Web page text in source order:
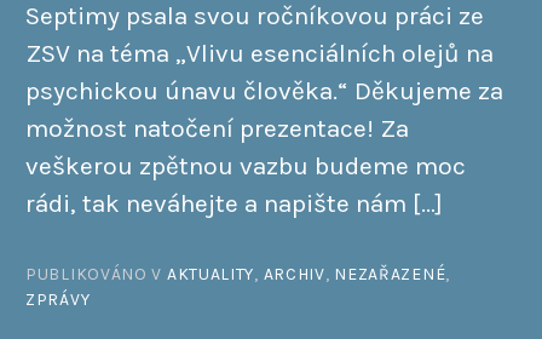
Septimy psala svou ročníkovou práci ze
ZSV na téma „Vlivu esenciálních olejů na
psychickou únavu člověka.“ Děkujeme za
možnost natočení prezentace! Za
veškerou zpětnou vazbu budeme moc
rádi, tak neváhejte a napište nám […]
PUBLIKOVÁNO V AKTUALITY, ARCHIV, NEZAŘAZENÉ,
ZPRÁVY